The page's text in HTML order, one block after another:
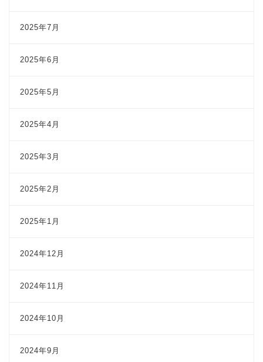
2025年7月
2025年6月
2025年5月
2025年4月
2025年3月
2025年2月
2025年1月
2024年12月
2024年11月
2024年10月
2024年9月